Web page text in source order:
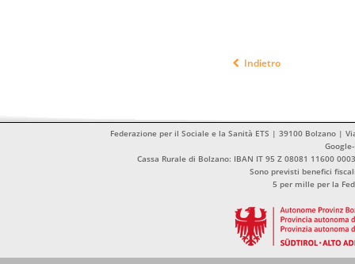
Indietro
Federazione per il Sociale e la Sanità ETS | 39100 Bolzano |
Cassa Rurale di Bolzano: IBAN IT 95 Z 08081 11600
Sono previsti benefici
5 per mille per la